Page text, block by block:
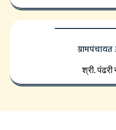
ग्रामपंचायत
श्री. पंढरी